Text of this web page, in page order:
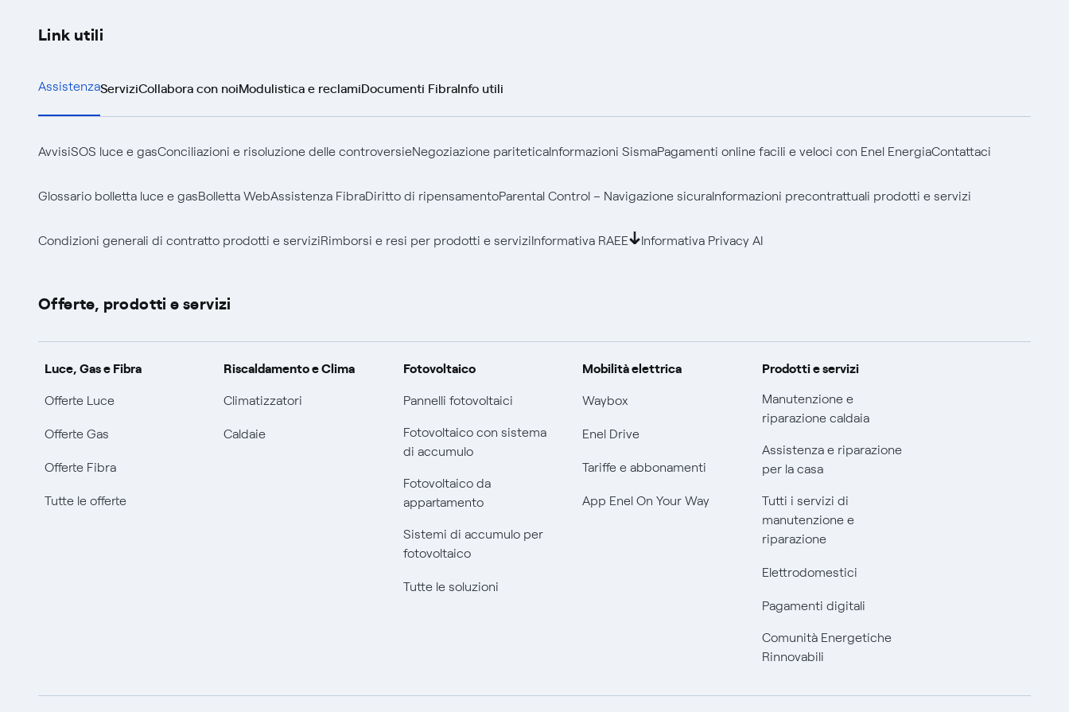
Link utili
AssistenzaServiziCollabora con noiModulistica e reclamiDocumenti FibraInfo utili
AvvisiSOS luce e gasConciliazioni e risoluzione delle controversieNegoziazione pariteticaInformazioni SismaPagamenti online facili e veloci con Enel EnergiaContattaci
Glossario bolletta luce e gasBolletta WebAssistenza FibraDiritto di ripensamentoParental Control – Navigazione sicuraInformazioni precontrattuali prodotti e servizi
Condizioni generali di contratto prodotti e serviziRimborsi e resi per prodotti e serviziInformativa RAEE Informativa Privacy AI
Offerte, prodotti e servizi
Luce, Gas e Fibra
Offerte Luce
Offerte Gas
Offerte Fibra
Tutte le offerte
Riscaldamento e Clima
Climatizzatori
Caldaie
Fotovoltaico
Pannelli fotovoltaici
Fotovoltaico con sistema
di accumulo
Fotovoltaico da
appartamento
Sistemi di accumulo per
fotovoltaico
Tutte le soluzioni
Mobilità elettrica
Waybox
Enel Drive
Tariffe e abbonamenti
App Enel On Your Way
Prodotti e servizi
Manutenzione e
riparazione caldaia
Assistenza e riparazione
per la casa
Tutti i servizi di
manutenzione e
riparazione
Elettrodomestici
Pagamenti digitali
Comunità Energetiche
Rinnovabili